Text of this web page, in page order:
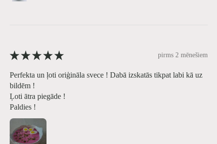
★ ★ ★ ★ ★ pirms 2 mēnešiem
Perfekta un ļoti oriģināla svece ! Dabā izskatās tikpat labi kā uz
bildēm !
Ļoti ātra piegāde !
Paldies !